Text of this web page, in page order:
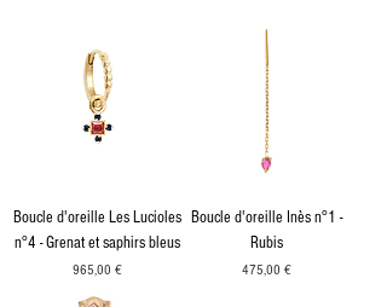
Boucle d'oreille Les Lucioles
n°4 - Grenat et saphirs bleus
Prix
965,00 €
Boucle d'oreille Inès n°1 -
Rubis
Prix
475,00 €